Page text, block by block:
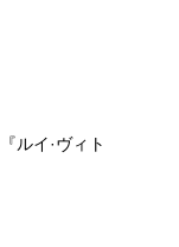
ルイ·ヴィト